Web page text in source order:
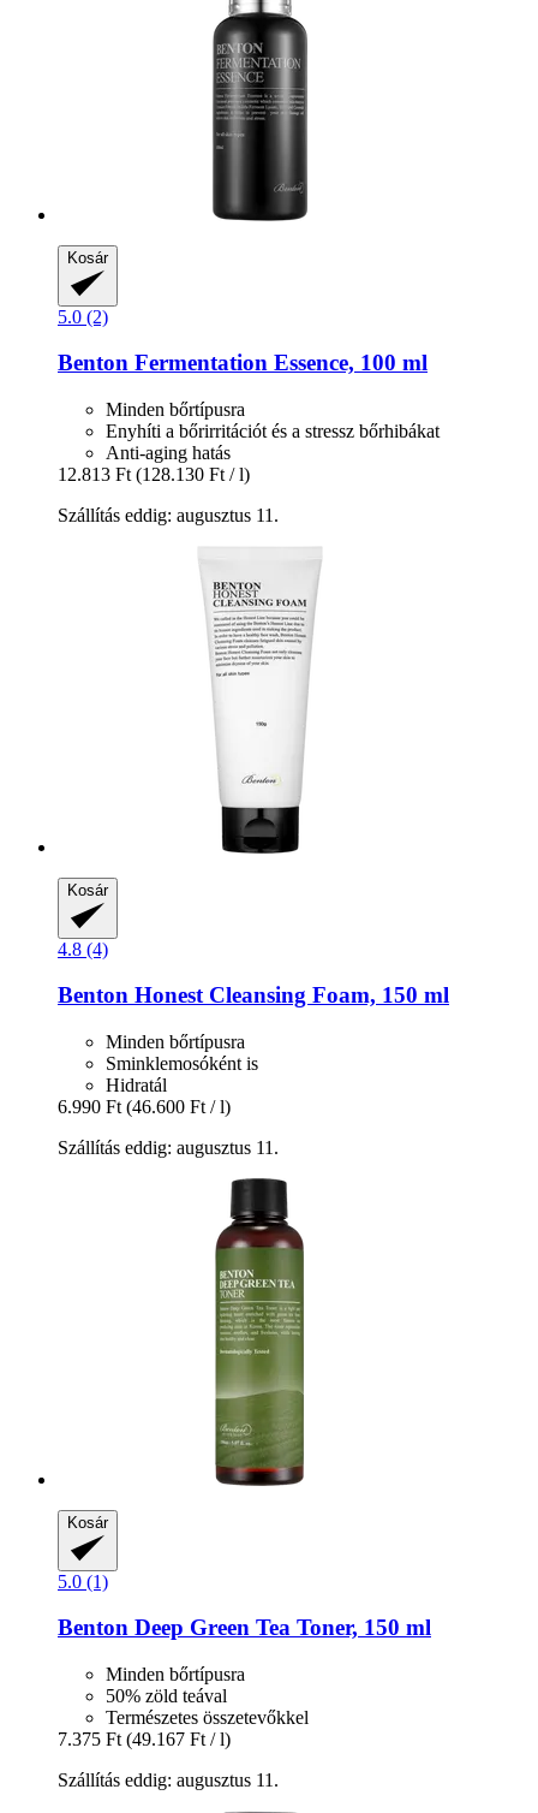
Kosár
5.0 (2)
Benton Fermentation Essence, 100 ml
Minden bőrtípusra
Enyhíti a bőrirritációt és a stressz bőrhibákat
Anti-aging hatás
12.813 Ft (128.130 Ft / l)
Szállítás eddig: augusztus 11.
Kosár
4.8 (4)
Benton Honest Cleansing Foam, 150 ml
Minden bőrtípusra
Sminklemosóként is
Hidratál
6.990 Ft (46.600 Ft / l)
Szállítás eddig: augusztus 11.
Kosár
5.0 (1)
Benton Deep Green Tea Toner, 150 ml
Minden bőrtípusra
50% zöld teával
Természetes összetevőkkel
7.375 Ft (49.167 Ft / l)
Szállítás eddig: augusztus 11.